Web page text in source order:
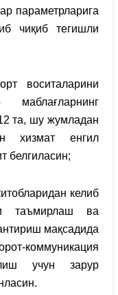
параметрларига
чиқиб тегишли
воситаларини
та, шу жумладан
хизмат енгил
белгиласин;
келиб
таъмирлаш ва
мақсадида
коммуникация
учун зарур